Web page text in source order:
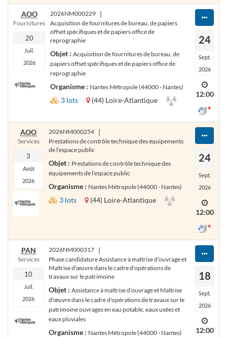
AOO
Fournitures
20
Juil.
2026
2026NM000229 |
Acquisition de fournitures de bureau, de papiers
offset spécifiques et de papiers office de
reprographie
Objet : Acquisition de fournitures de bureau, de
papiers offset spécifiques et de papiers office de
reprographie
Organisme : Nantes Métropole (44000 - Nantes)
3 lots (44) Loire-Atlantique
24
Sept.
2026
12:00
AOO
Services
3
Août
2026
2026NM000254 |
Prestations de contrôle technique des équipements
de l’espace public
Objet : Prestations de contrôle technique des
équipements de l’espace public
Organisme : Nantes Métropole (44000 - Nantes)
3 lots (44) Loire-Atlantique
24
Sept.
2026
12:00
PAN
Services
10
Juil.
2026
2026NM000317 |
Phase candidature Assistance à maîtrise d’ouvrage et
Maîtrise d’œuvre dans le cadre d'opérations de
travaux sur le patrimoine
Objet : Assistance à maîtrise d’ouvrage et Maîtrise
d’œuvre dans le cadre d'opérations de travaux sur le
patrimoine ouvrages en eau potable, eaux usées et
eaux pluviales
Organisme : Nantes Métropole (44000 - Nantes)
18
Sept.
2026
12:00